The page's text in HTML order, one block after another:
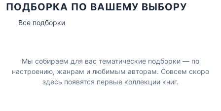
ПОДБОРКА ПО ВАШЕМУ ВЫБОРУ
Все подборки
Мы собираем для вас тематические подборки — по
настроению, жанрам и любимым авторам. Совсем скоро
здесь появятся первые коллекции книг.